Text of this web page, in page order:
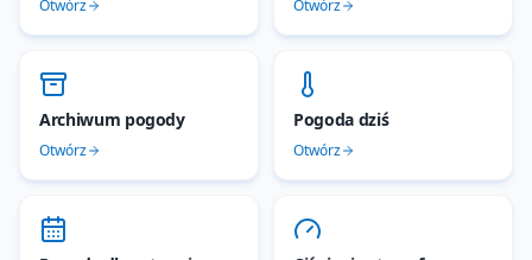
Otwórz Otwórz
Archiwum pogody
Otwórz
Pogoda dziś
Otwórz